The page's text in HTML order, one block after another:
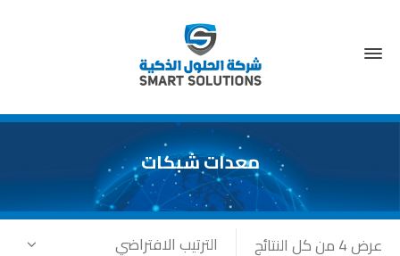
معدات شبكات
عرض ⁦4⁩ من كل النتائج الترتيب الافتراضي